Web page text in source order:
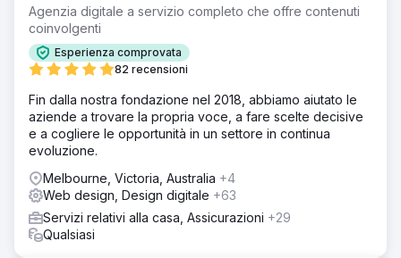
Agenzia digitale a servizio completo che offre contenuti
coinvolgenti
Esperienza comprovata
82 recensioni
Fin dalla nostra fondazione nel 2018, abbiamo aiutato le
aziende a trovare la propria voce, a fare scelte decisive
e a cogliere le opportunità in un settore in continua
evoluzione.
Melbourne, Victoria, Australia +4
Web design, Design digitale +63
Servizi relativi alla casa, Assicurazioni +29
Qualsiasi